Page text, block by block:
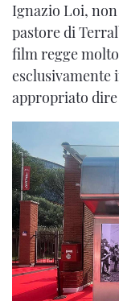
Ignazio Loi,
pastore di
film regge
esclusivamente
appropriato